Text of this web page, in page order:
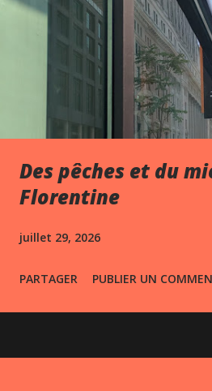
Des pêches et du
Florentine
juillet 29, 2026
PARTAGER PUBLIER UN